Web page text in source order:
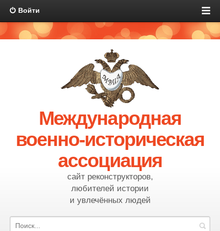
Войти
Международная
военно-историческая
ассоциация
сайт реконструкторов,
любителей истории
и увлечённых людей